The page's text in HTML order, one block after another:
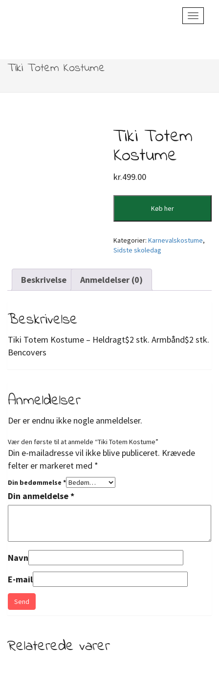
Toggle
Tiki Totem Kostume
Tiki Totem
Kostume
kr.499.00
Køb her
Kategorier:Karnevalskostume,
Sidste skoledag
Beskrivelse Anmeldelser (0)
Beskrivelse
Tiki Totem Kostume – Heldragt$2 stk. Armbånd$2 stk.
Bencovers
Anmeldelser
Der er endnu ikke nogle anmeldelser.
Vær den første til at anmelde “Tiki Totem Kostume”
Din e-mailadresse vil ikke blive publiceret. Krævede
felter er markeret med *
Din bedømmelse *
Din anmeldelse*
Navn
E-mail
Relaterede varer